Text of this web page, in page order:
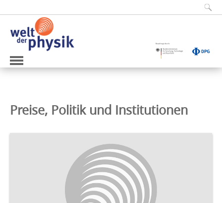
Preise, Politik und Institutionen